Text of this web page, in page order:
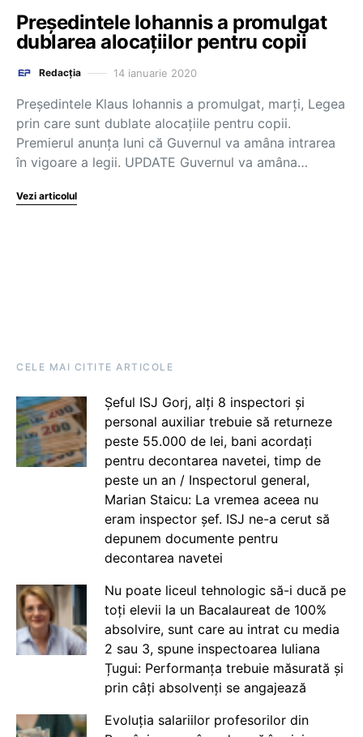
Președintele Iohannis a promulgat
dublarea alocațiilor pentru copii
Redacția 14 ianuarie 2020
Președintele Klaus Iohannis a promulgat, marți, Legea
prin care sunt dublate alocațiile pentru copii.
Premierul anunța luni că Guvernul va amâna intrarea
în vigoare a legii. UPDATE Guvernul va amâna…
Vezi articolul
CELE MAI CITITE ARTICOLE
Șeful ISJ Gorj, alți 8 inspectori și
personal auxiliar trebuie să returneze
peste 55.000 de lei, bani acordați
pentru decontarea navetei, timp de
peste un an / Inspectorul general,
Marian Staicu: La vremea aceea nu
eram inspector șef. ISJ ne-a cerut să
depunem documente pentru
decontarea navetei
Nu poate liceul tehnologic să-i ducă pe
toți elevii la un Bacalaureat de 100%
absolvire, sunt care au intrat cu media
2 sau 3, spune inspectoarea Iuliana
Țugui: Performanța trebuie măsurată și
prin câți absolvenți se angajează
Evoluția salariilor profesorilor din